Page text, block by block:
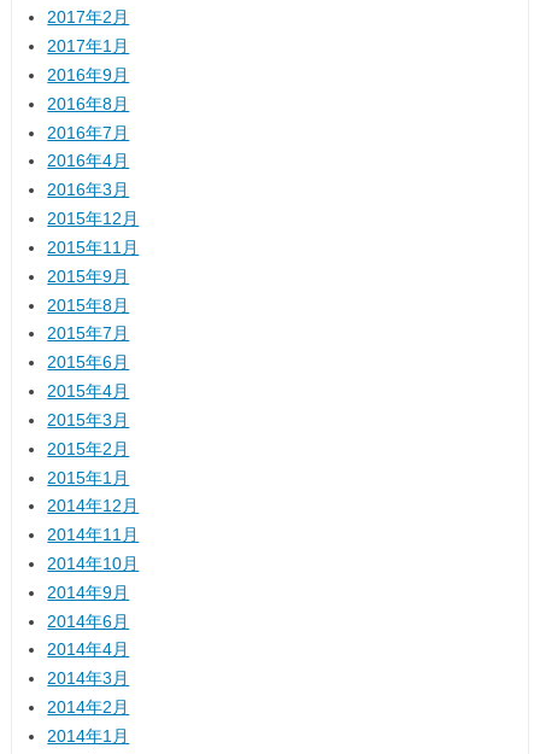
2017年2月
2017年1月
2016年9月
2016年8月
2016年7月
2016年4月
2016年3月
2015年12月
2015年11月
2015年9月
2015年8月
2015年7月
2015年6月
2015年4月
2015年3月
2015年2月
2015年1月
2014年12月
2014年11月
2014年10月
2014年9月
2014年6月
2014年4月
2014年3月
2014年2月
2014年1月